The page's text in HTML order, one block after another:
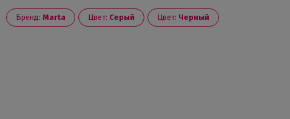
Бренд: Marta Цвет: Серый Цвет: Черный